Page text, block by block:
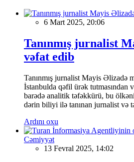
6 Mart 2025, 20:06
Tanınmış jurnalist
vəfat edib
Tanınmış jurnalist Mayis Əlizadə
İstanbulda qəfil ürək tutmasından
barədə analitik təfəkkürü, bu
dərin biliyi ilə tanınan jurnalist və
Ardını oxu
Cəmiyyət
13 Fevral 2025, 14:02